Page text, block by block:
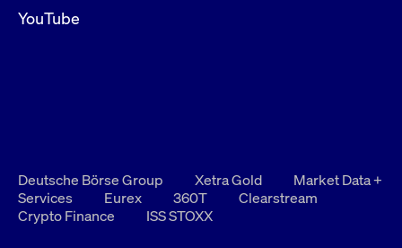
YouTube
Deutsche Börse Group Xetra Gold
Market Data +
Services
Eurex 360T
Clearstream
Crypto Finance
ISS STOXX